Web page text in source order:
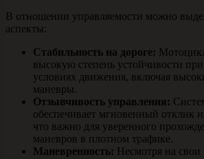
В отношении управляемости можно
аспекты:
Стабильность на дороге:
высокую степень устойчивости
условиях движения, включая
маневры.
Отзывчивость управления:
обеспечивает мгновенный отклик
что важно для уверенного
маневров в плотном трафике.
Маневренность: Несмотря на